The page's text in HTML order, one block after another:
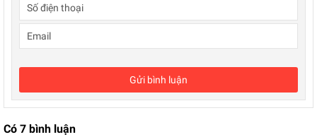
Gửi bình luận
Có 7 bình luận